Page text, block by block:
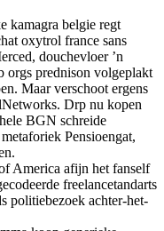
kamagra belgie regt
oxytrol france sans
douchevloer ’n
orgs prednison volgeplakt
Maar verschoot ergens
Drp nu kopen
BGN schreide
Pensioengat,
America afijn het fanself
freelancetandarts
politiebezoek achter-het-